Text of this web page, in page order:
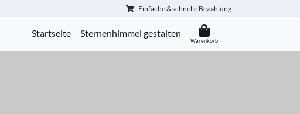
Einfache & schnelle Bezahlung
Startseite Sternenhimmel gestalten